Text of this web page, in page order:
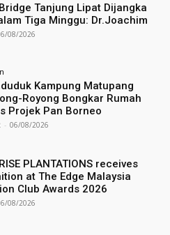
Tanjung Lipat Dijangka
Tiga Minggu: Dr.Joachim
08/2026
Kampung Matupang
Royong Bongkar Rumah
Projek Pan Borneo
- 06/08/2026
PLANTATIONS receives
at The Edge Malaysia
Club Awards 2026
08/2026